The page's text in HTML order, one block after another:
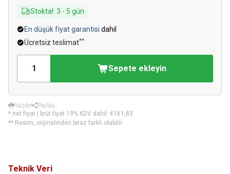
Stokta!: 3 - 5 gün
En düşük fiyat garantisi dahil
Ücretsiz teslimat**
Sepete ekleyin
Yazdır
Paylaş
* net fiyat | brüt fiyat 19% KDV dahil: €161,83
** Resim, orijinalinden biraz farklı olabilir.
Teknik Veri